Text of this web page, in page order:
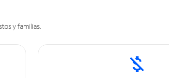
y familias.